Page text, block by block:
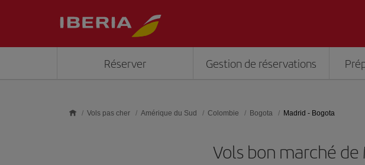
Réserver Gestion de réservations
Vols pas cher Amérique du Sud Colombie Bogota Madrid - Bogota
Vols bon marché de